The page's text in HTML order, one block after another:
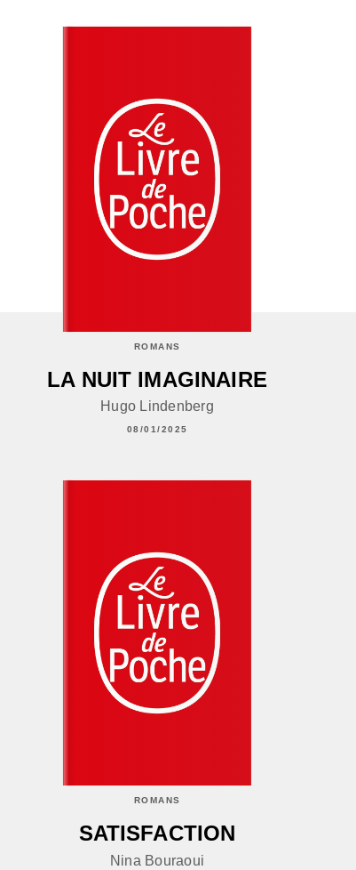
ROMANS
LA NUIT IMAGINAIRE
Hugo Lindenberg
08/01/2025
ROMANS
SATISFACTION
Nina Bouraoui